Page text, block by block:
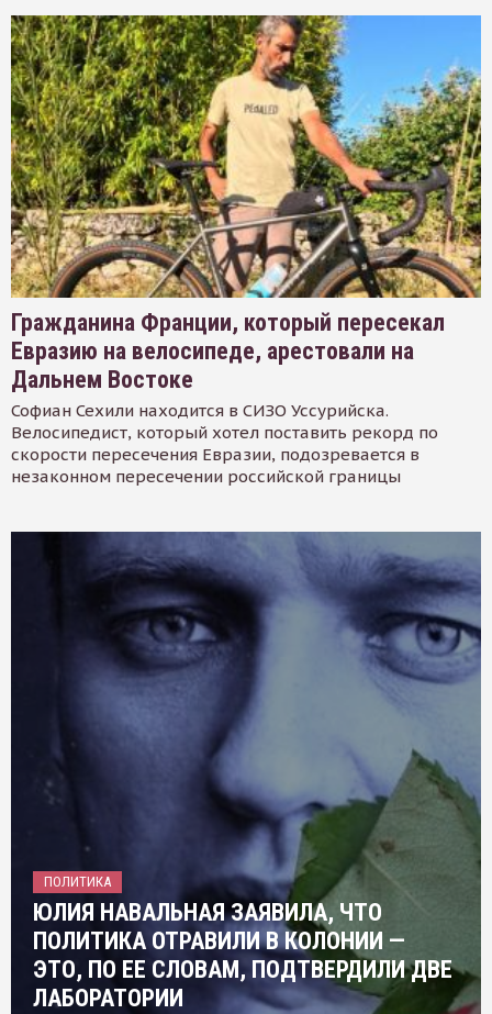
Гражданина Франции, который пересекал
Евразию на велосипеде, арестовали на
Дальнем Востоке
Софиан Сехили находится в СИЗО Уссурийска.
Велосипедист, который хотел поставить рекорд по
скорости пересечения Евразии, подозревается в
незаконном пересечении российской границы
ПОЛИТИКА
ЮЛИЯ НАВАЛЬНАЯ ЗАЯВИЛА, ЧТО
ПОЛИТИКА ОТРАВИЛИ В КОЛОНИИ —
ЭТО, ПО ЕЕ СЛОВАМ, ПОДТВЕРДИЛИ ДВЕ
ЛАБОРАТОРИИ